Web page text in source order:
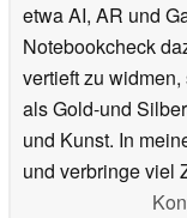
etwa AI, AR und
Notebookcheck
vertieft zu
als Gold-und
und Kunst. In
und verbringe viel